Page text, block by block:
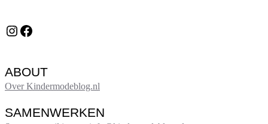
Instagram Facebook
ABOUT
Over Kindermodeblog.nl
SAMENWERKEN